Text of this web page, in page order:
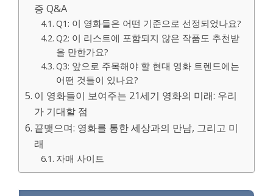
증 Q&A
Q1: 이 영화들은 어떤 기준으로 선정되었나요?
Q2: 이 리스트에 포함되지 않은 작품도 추천받
을 만한가요?
Q3: 앞으로 주목해야 할 현대 영화 트렌드에는
어떤 것들이 있나요?
이 영화들이 보여주는 21세기 영화의 미래: 우리
가 기대할 점
끝맺으며: 영화를 통한 세상과의 만남, 그리고 미
래
자매 사이트